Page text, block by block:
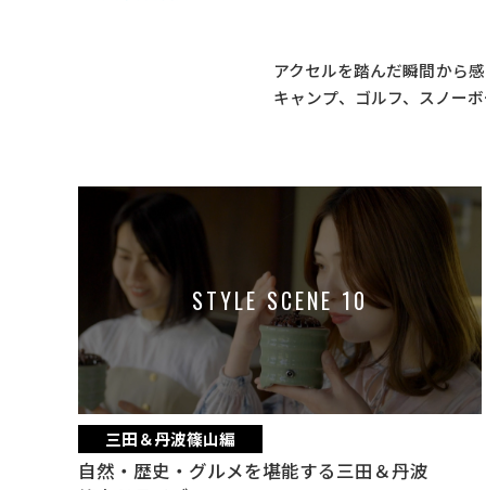
アクセルを踏んだ瞬間から
キャンプ、ゴルフ、スノー
STYLE SCENE 10
三田＆丹波篠山編
自然・歴史・グルメを堪能する三田＆丹波